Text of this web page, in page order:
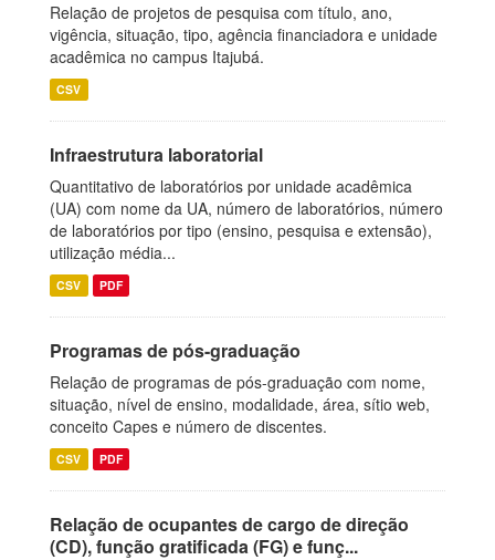
Relação de projetos de pesquisa com título, ano,
vigência, situação, tipo, agência financiadora e unidade
acadêmica no campus Itajubá.
CSV
Infraestrutura laboratorial
Quantitativo de laboratórios por unidade acadêmica
(UA) com nome da UA, número de laboratórios, número
de laboratórios por tipo (ensino, pesquisa e extensão),
utilização média...
CSV PDF
Programas de pós-graduação
Relação de programas de pós-graduação com nome,
situação, nível de ensino, modalidade, área, sítio web,
conceito Capes e número de discentes.
CSV PDF
Relação de ocupantes de cargo de direção
(CD), função gratificada (FG) e funç...